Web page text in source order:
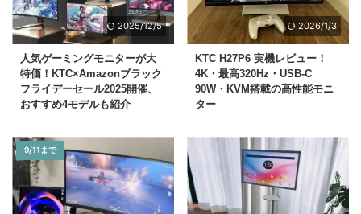
2025/12/5
人気ゲーミングモニターが大
特価！KTC×Amazonブラック
フライデーセール2025開催、
おすすめ4モデルも紹介
2026/1/3
KTC H27P6 実機レビュー！
4K・最高320Hz・USB-C
90W・KVM搭載の高性能モニ
ター
9/11まで